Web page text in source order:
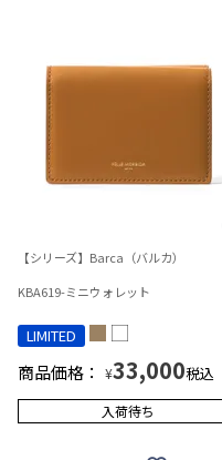
【シリーズ】Barca（バルカ）
KBA619-ミニウォレット
LIMITED
商品価格： ¥33,000税込
入荷待ち